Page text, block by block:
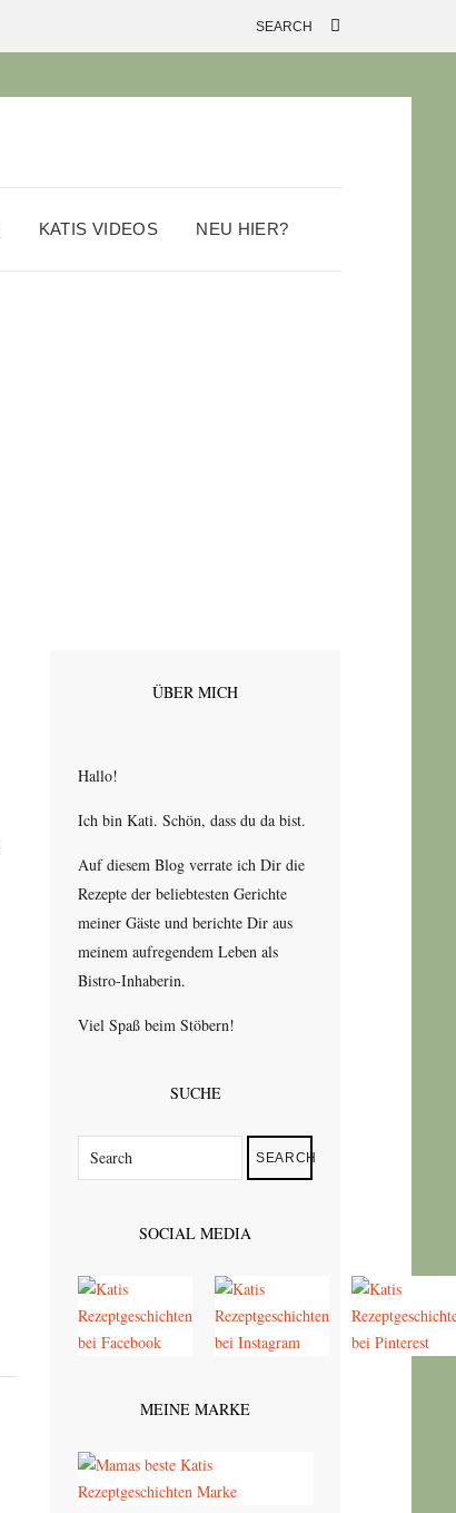
KATIS VIDEOS NEU HIER?
ÜBER MICH
Hallo!
Ich bin Kati. Schön, dass du da bist.
Auf diesem Blog verrate ich Dir die
Rezepte der beliebtesten Gerichte
meiner Gäste und berichte Dir aus
meinem aufregendem Leben als
Bistro-Inhaberin.
Viel Spaß beim Stöbern!
SUCHE
SEARCH
SOCIAL MEDIA
MEINE MARKE